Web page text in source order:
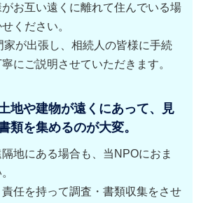
お互い遠くに離れて住んでいる場
ください。
家が出張し、相続人の皆様に手続
にご説明させていただきます。
地や建物が遠くにあって、見
類を集めるのが大変。
地にある場合も、当NPOにおま
任を持って調査・書類収集をさせ